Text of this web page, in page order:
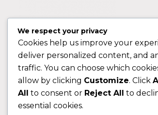
We respect your privacy
Cookies help us improve your
deliver personalized content, and
traffic. You can choose which
allow by clicking Customize. Click
All
to consent or Reject All
to
essential cookies.